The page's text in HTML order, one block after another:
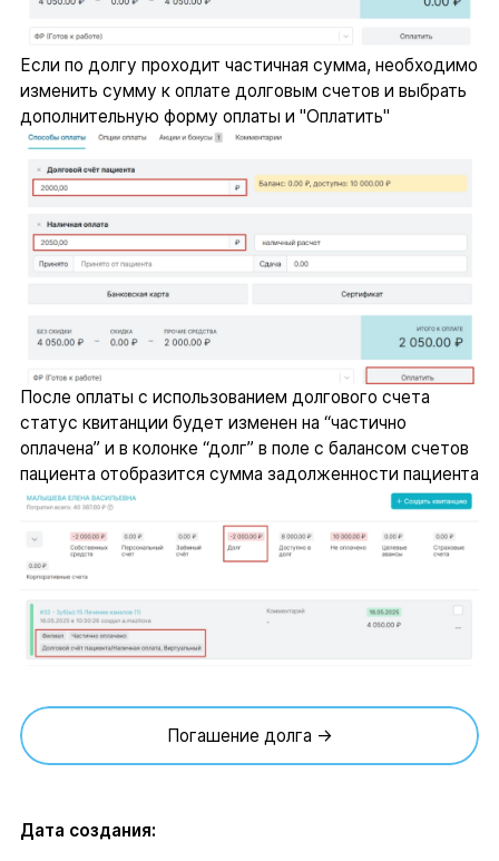
Если по долгу проходит частичная сумма, необходимо
изменить сумму к оплате долговым счетов и выбрать
дополнительную форму оплаты и "Оплатить"
После оплаты с использованием долгового счета
статус квитанции будет изменен на “частично
оплачена” и в колонке “долг” в поле с балансом счетов
пациента отобразится сумма задолженности пациента
Погашение долга →
Дата создания: